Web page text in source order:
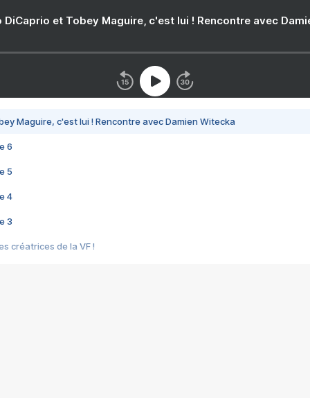
DiCaprio et Tobey Maguire, c'est lui ! Rencontre avec
Maguire, c'est lui ! Rencontre avec Damien Witecka
6
5
4
3
créatrices de la VF !